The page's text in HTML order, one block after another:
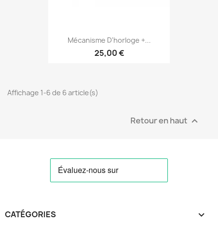
Mécanisme D'horloge +...
25,00 €
Affichage 1-6 de 6 article(s)
Retour en haut 
CATÉGORIES 